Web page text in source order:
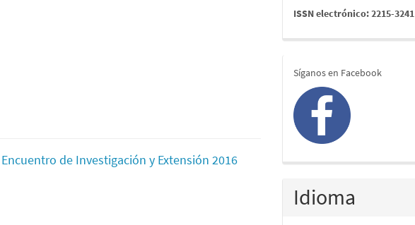
de Investigación y Extensión 2016
issn
ISSN electrónico: 2215-3241
redes
Síganos en Facebook
Idioma